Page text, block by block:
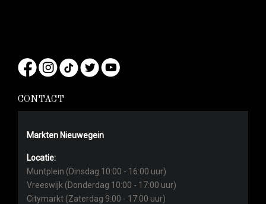
CONTACT
Markten Nieuwegein
Locatie:
Muntplein (Dinsdag 10:00 - 16:00 uur)
Vreeswijk (Donderdag 10:00 - 17:00 uur)
Citymarkt (Zaterdag 9:00 - 17:00 uur)